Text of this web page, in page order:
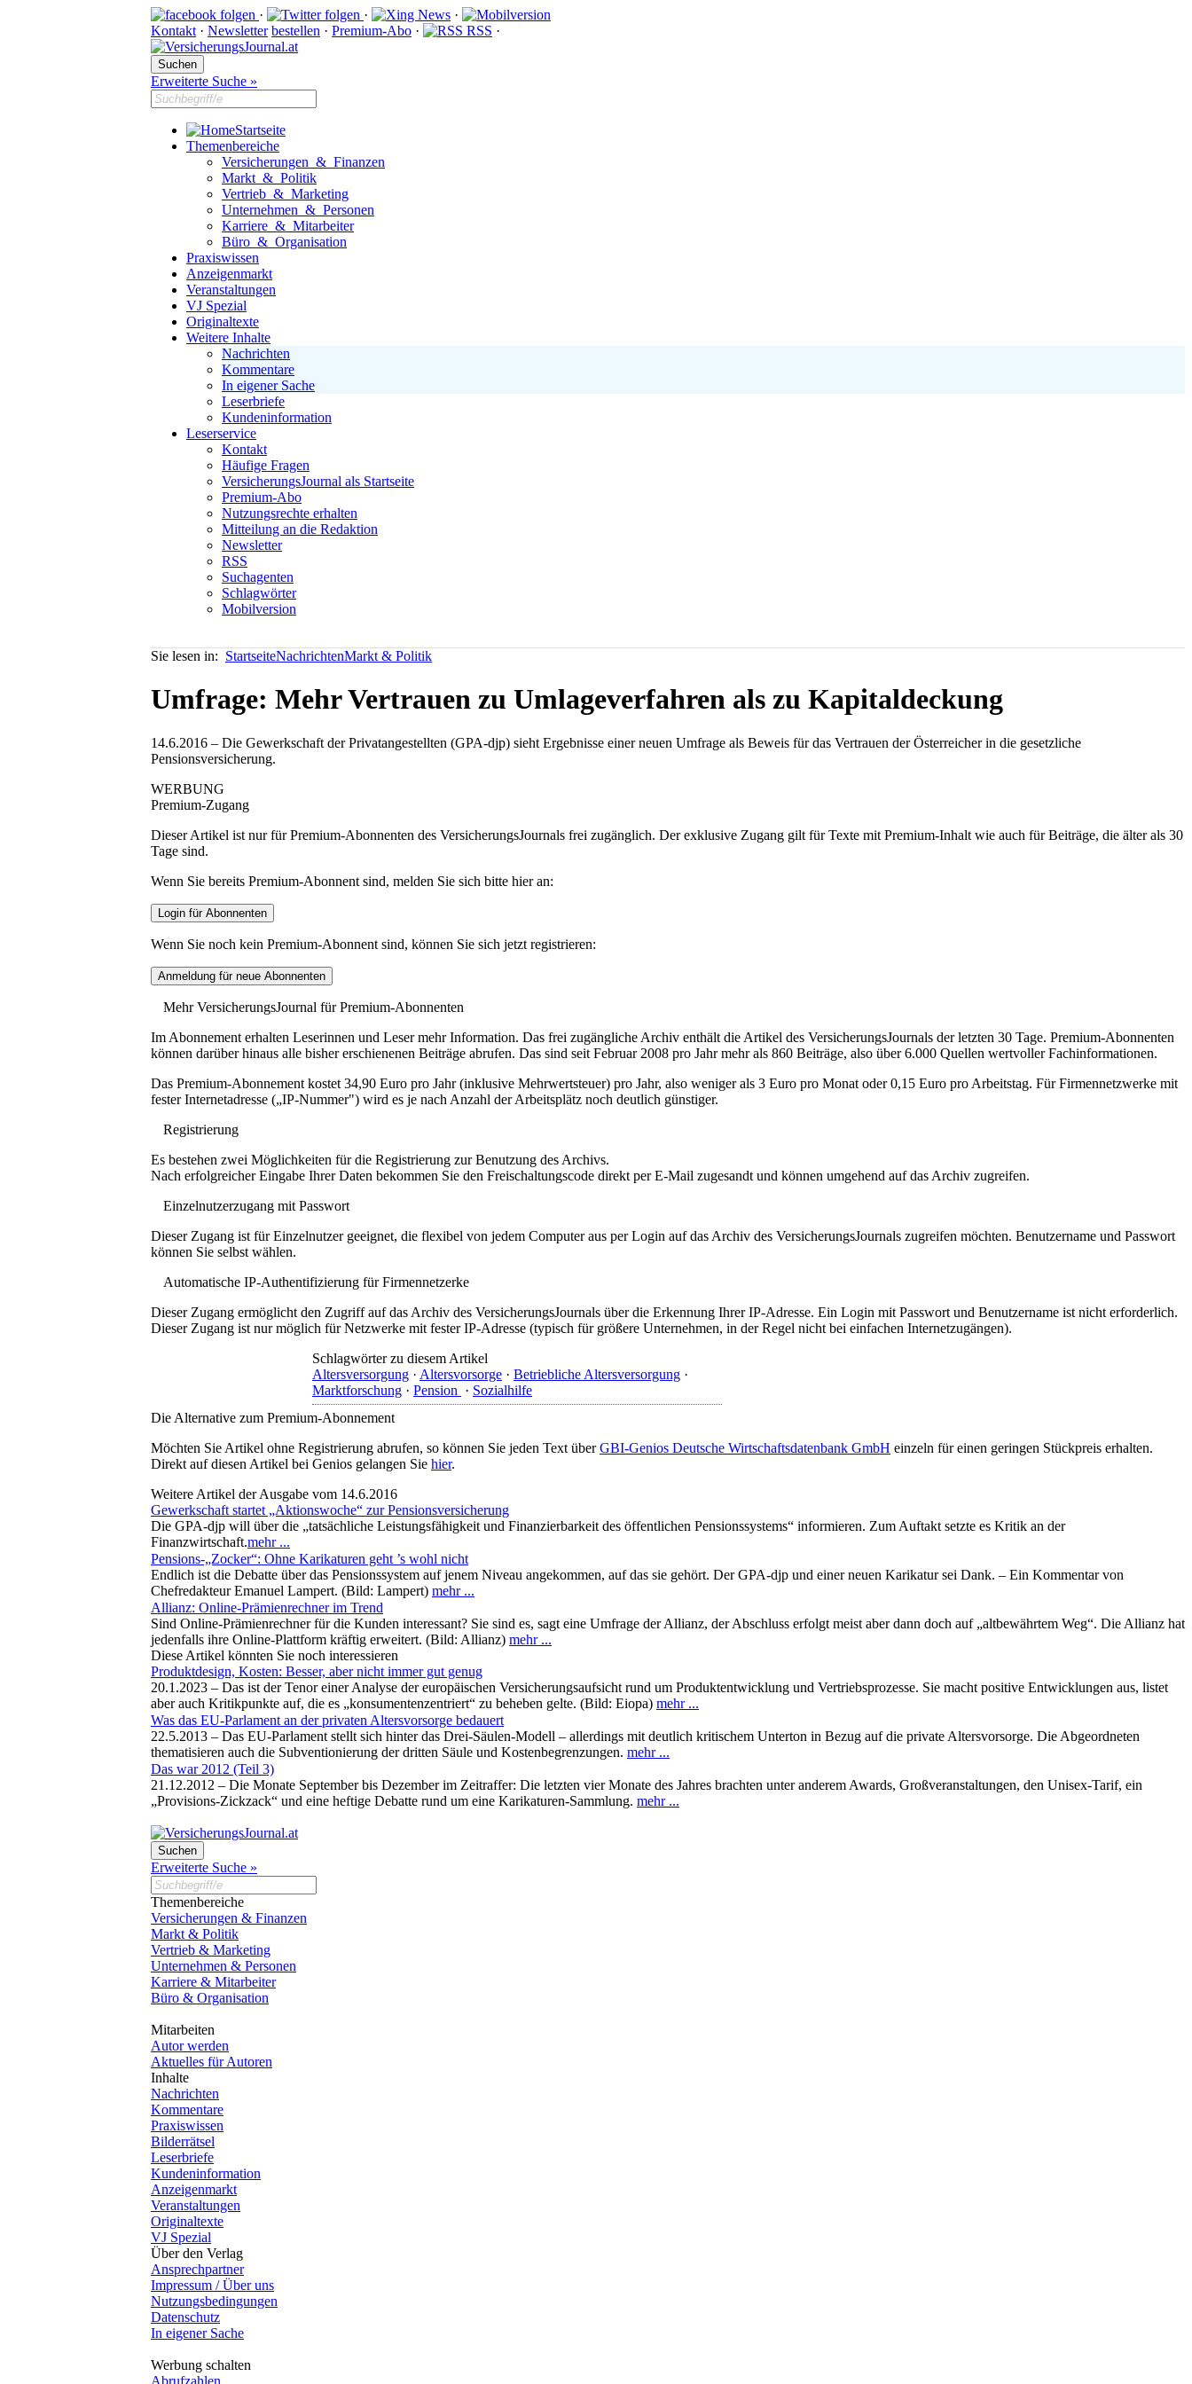
· ·
·
Kontakt · Newsletter bestellen · Premium-Abo · RSS ·
Erweiterte Suche »
Startseite
Themenbereiche
Versicherungen & Finanzen
Markt & Politik
Vertrieb & Marketing
Unternehmen & Personen
Karriere & Mitarbeiter
Büro & Organisation
Praxiswissen
Anzeigenmarkt
Veranstaltungen
VJ Spezial
Originaltexte
Weitere Inhalte
Nachrichten
Kommentare
In eigener Sache
Leserbriefe
Kundeninformation
Leserservice
Kontakt
Häufige Fragen
VersicherungsJournal als Startseite
Premium-Abo
Nutzungsrechte erhalten
Mitteilung an die Redaktion
Newsletter
RSS
Suchagenten
Schlagwörter
Mobilversion
Sie lesen in: StartseiteNachrichtenMarkt & Politik
Umfrage: Mehr Vertrauen zu Umlageverfahren als zu Kapitaldeckung
14.6.2016 – Die Gewerkschaft der Privatangestellten (GPA-djp) sieht Ergebnisse einer neuen Umfrage als Beweis für das Vertrauen der Österreicher in die gesetzliche
Pensionsversicherung.
WERBUNG
Premium-Zugang
Dieser Artikel ist nur für Premium-Abonnenten des VersicherungsJournals frei zugänglich. Der exklusive Zugang gilt für Texte mit Premium-Inhalt wie auch für Beiträge, die älter als 30
Tage sind.
Wenn Sie bereits Premium-Abonnent sind, melden Sie sich bitte hier an:
Wenn Sie noch kein Premium-Abonnent sind, können Sie sich jetzt registrieren:
Mehr VersicherungsJournal für Premium-Abonnenten
Im Abonnement erhalten Leserinnen und Leser mehr Information. Das frei zugängliche Archiv enthält die Artikel des VersicherungsJournals der letzten 30 Tage. Premium-Abonnenten
können darüber hinaus alle bisher erschienenen Beiträge abrufen. Das sind seit Februar 2008 pro Jahr mehr als 860 Beiträge, also über 6.000 Quellen wertvoller Fachinformationen.
Das Premium-Abonnement kostet 34,90 Euro pro Jahr (inklusive Mehrwertsteuer) pro Jahr, also weniger als 3 Euro pro Monat oder 0,15 Euro pro Arbeitstag. Für Firmennetzwerke mit
fester Internetadresse („IP-Nummer") wird es je nach Anzahl der Arbeitsplätz noch deutlich günstiger.
Registrierung
Es bestehen zwei Möglichkeiten für die Registrierung zur Benutzung des Archivs.
Nach erfolgreicher Eingabe Ihrer Daten bekommen Sie den Freischaltungscode direkt per E-Mail zugesandt und können umgehend auf das Archiv zugreifen.
Einzelnutzerzugang mit Passwort
Dieser Zugang ist für Einzelnutzer geeignet, die flexibel von jedem Computer aus per Login auf das Archiv des VersicherungsJournals zugreifen möchten. Benutzername und Passwort
können Sie selbst wählen.
Automatische IP-Authentifizierung für Firmennetzerke
Dieser Zugang ermöglicht den Zugriff auf das Archiv des VersicherungsJournals über die Erkennung Ihrer IP-Adresse. Ein Login mit Passwort und Benutzername ist nicht erforderlich.
Dieser Zugang ist nur möglich für Netzwerke mit fester IP-Adresse (typisch für größere Unternehmen, in der Regel nicht bei einfachen Internetzugängen).
Schlagwörter zu diesem Artikel
Altersversorgung · Altersvorsorge · Betriebliche Altersversorgung ·
Marktforschung · Pension · Sozialhilfe
Die Alternative zum Premium-Abonnement
Möchten Sie Artikel ohne Registrierung abrufen, so können Sie jeden Text überGBI-Genios Deutsche Wirtschaftsdatenbank GmbH einzeln für einen geringen Stückpreis erhalten.
Direkt auf diesen Artikel bei Genios gelangen Sie hier.
Weitere Artikel der Ausgabe vom 14.6.2016
Gewerkschaft startet „Aktionswoche“ zur Pensionsversicherung
Die GPA-djp will über die „tatsächliche Leistungsfähigkeit und Finanzierbarkeit des öffentlichen Pensionssystems“ informieren. Zum Auftakt setzte es Kritik an der
Finanzwirtschaft.mehr ...
Pensions-„Zocker“: Ohne Karikaturen geht ’s wohl nicht
Endlich ist die Debatte über das Pensionssystem auf jenem Niveau angekommen, auf das sie gehört. Der GPA-djp und einer neuen Karikatur sei Dank. – Ein Kommentar von
Chefredakteur Emanuel Lampert. (Bild: Lampert) mehr ...
Allianz: Online-Prämienrechner im Trend
Sind Online-Prämienrechner für die Kunden interessant? Sie sind es, sagt eine Umfrage der Allianz, der Abschluss erfolgt meist aber dann doch auf „altbewährtem Weg“. Die Allianz hat
jedenfalls ihre Online-Plattform kräftig erweitert. (Bild: Allianz) mehr ...
Diese Artikel könnten Sie noch interessieren
Produktdesign, Kosten: Besser, aber nicht immer gut genug
20.1.2023 – Das ist der Tenor einer Analyse der europäischen Versicherungsaufsicht rund um Produktentwicklung und Vertriebsprozesse. Sie macht positive Entwicklungen aus, listet
aber auch Kritikpunkte auf, die es „konsumentenzentriert“ zu beheben gelte. (Bild: Eiopa) mehr ...
Was das EU-Parlament an der privaten Altersvorsorge bedauert
22.5.2013 – Das EU-Parlament stellt sich hinter das Drei-Säulen-Modell – allerdings mit deutlich kritischem Unterton in Bezug auf die private Altersvorsorge. Die Abgeordneten
thematisieren auch die Subventionierung der dritten Säule und Kostenbegrenzungen. mehr ...
Das war 2012 (Teil 3)
21.12.2012 – Die Monate September bis Dezember im Zeitraffer: Die letzten vier Monate des Jahres brachten unter anderem Awards, Großveranstaltungen, den Unisex-Tarif, ein
„Provisions-Zickzack“ und eine heftige Debatte rund um eine Karikaturen-Sammlung. mehr ...
Erweiterte Suche »
Themenbereiche
Versicherungen & Finanzen
Markt & Politik
Vertrieb & Marketing
Unternehmen & Personen
Karriere & Mitarbeiter
Büro & Organisation
Mitarbeiten
Autor werden
Aktuelles für Autoren
Inhalte
Nachrichten
Kommentare
Praxiswissen
Bilderrätsel
Leserbriefe
Kundeninformation
Anzeigenmarkt
Veranstaltungen
Originaltexte
VJ Spezial
Über den Verlag
Ansprechpartner
Impressum / Über uns
Nutzungsbedingungen
Datenschutz
In eigener Sache
Werbung schalten
Abrufzahlen